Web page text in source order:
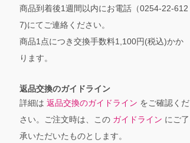
商品到着後1週間以内にお電話（0254-22-612
7)にてご連絡ください。
商品1点につき交換手数料1,100円(税込)かか
ります。
返品交換のガイドライン
詳細は 返品交換のガイドライン をご確認くだ
さい。ご注文時は、この ガイドライン にご了
承いただいたものとします。